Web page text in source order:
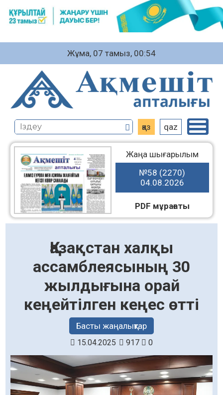
Жұма, 07 тамыз, 00:54
қаз qaz
Жаңа шығарылым
№58 (2270)
04.08.2026
PDF мұрағаты
Қазақстан халқы
ассамблеясының 30
жылдығына орай
кеңейтілген кеңес өтті
Басты жаңалықтар
15.04.2025 917 0